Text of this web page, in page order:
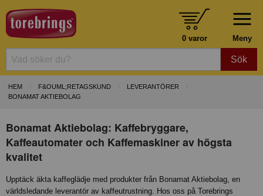
Meny
0 varor
Sök
HEM F&OUML;RETAGSKUND
LEVERANTÖRER
BONAMAT AKTIEBOLAG
Bonamat Aktiebolag: Kaffebryggare,
Kaffeautomater och Kaffemaskiner av högsta
kvalitet
Upptäck äkta kaffeglädje med produkter från Bonamat Aktiebolag, en
världsledande leverantör av kaffeutrustning. Hos oss på Torebrings